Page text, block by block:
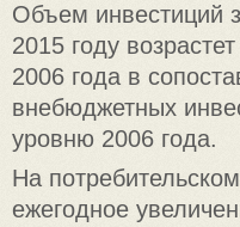
Объем инвестиций
2015 году
2006 года в
внебюджетных
уровню 2006 года.
На
ежегодное